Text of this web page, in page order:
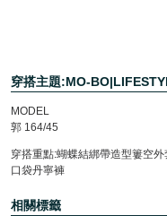
穿搭主題:MO-
MODEL
郭 164/45
穿搭重點:蝴蝶結綁帶造型簍空
口袋丹寧褲
相關標籤